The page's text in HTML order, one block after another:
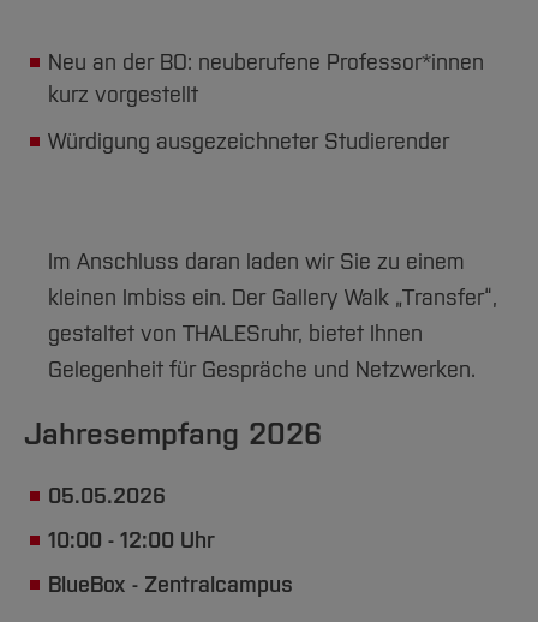
Neu an der BO: neuberufene Professor*innen
kurz vorgestellt
Würdigung ausgezeichneter Studierender
Im Anschluss daran laden wir Sie zu einem
kleinen Imbiss ein. Der Gallery Walk „Transfer“,
gestaltet von THALESruhr, bietet Ihnen
Gelegenheit für Gespräche und Netzwerken.
Jahresempfang 2026
05.05.2026
10:00 - 12:00 Uhr
BlueBox - Zentralcampus